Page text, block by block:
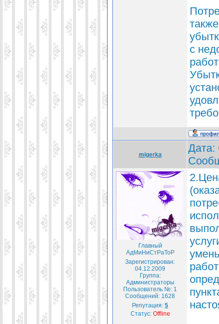
с
migerka
Дата:
Главный
АдМиНиСтРаТоР
Зарегистрирован:
04.12.2009
Группа:
Администраторы
Пользователь №: 1
Сообщений: 1628
Репутация: 5
Статус: Offline